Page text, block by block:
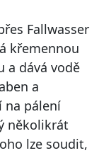
Fallwasser
křemennou
a dává vodě
a
na pálení
několikrát
lze soudit,